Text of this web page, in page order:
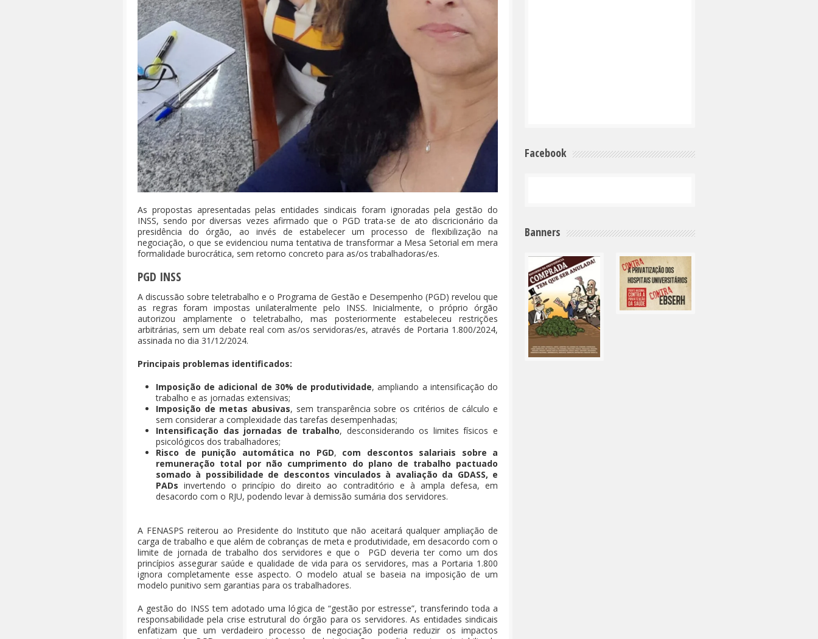
As propostas apresentadas pelas entidades sindicais foram ignoradas pela gestão do
INSS, sendo por diversas vezes afirmado que o PGD trata-se de ato discricionário da
presidência do órgão, ao invés de estabelecer um processo de flexibilização na
negociação, o que se evidenciou numa tentativa de transformar a Mesa Setorial em mera
formalidade burocrática, sem retorno concreto para as/os trabalhadoras/es.
PGD INSS
A discussão sobre teletrabalho e o Programa de Gestão e Desempenho (PGD) revelou que
as regras foram impostas unilateralmente pelo INSS. Inicialmente, o próprio órgão
autorizou amplamente o teletrabalho, mas posteriormente estabeleceu restrições
arbitrárias, sem um debate real com as/os servidoras/es, através de Portaria 1.800/2024,
assinada no dia 31/12/2024.
Principais problemas identificados:
Imposição de adicional de 30% de produtividade, ampliando a intensificação do
trabalho e as jornadas extensivas;
Imposição de metas abusivas, sem transparência sobre os critérios de cálculo e
sem considerar a complexidade das tarefas desempenhadas;
Intensificação das jornadas de trabalho, desconsiderando os limites físicos e
psicológicos dos trabalhadores;
Risco de punição automática no PGD, com descontos salariais sobre a
remuneração total por não cumprimento do plano de trabalho pactuado
somado à possibilidade de descontos vinculados à avaliação da GDASS, e
PADs invertendo o princípio do direito ao contraditório e à ampla defesa, em
desacordo com o RJU, podendo levar à demissão sumária dos servidores.
A FENASPS reiterou ao Presidente do Instituto que não aceitará qualquer ampliação de
carga de trabalho e que além de cobranças de meta e produtividade, em desacordo com o
limite de jornada de trabalho dos servidores e que o PGD deveria ter como um dos
princípios assegurar saúde e qualidade de vida para os servidores, mas a Portaria 1.800
ignora completamente esse aspecto. O modelo atual se baseia na imposição de um
modelo punitivo sem garantias para os trabalhadores.
A gestão do INSS tem adotado uma lógica de “gestão por estresse”, transferindo toda a
responsabilidade pela crise estrutural do órgão para os servidores. As entidades sindicais
enfatizam que um verdadeiro processo de negociação poderia reduzir os impactos
Facebook
Banners